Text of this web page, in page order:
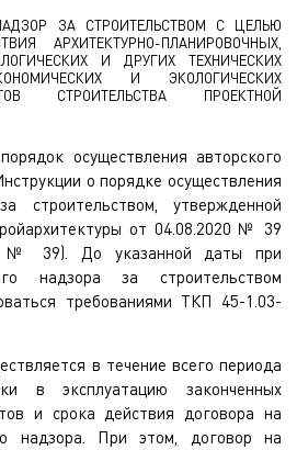
ЗА СТРОИТЕЛЬСТВОМ С ЦЕЛЬЮ
АРХИТЕКТУРНО-ПЛАНИРОВОЧНЫХ,
И ДРУГИХ ТЕХНИЧЕСКИХ
И ЭКОЛОГИЧЕСКИХ
СТРОИТЕЛЬСТВА ПРОЕКТНОЙ
осуществления авторского
о порядке осуществления
строительством, утвержденной
от 04.08.2020 № 39
№ 39). До указанной даты при
надзора за строительством
требованиями ТКП 45-1.03-
в течение всего периода
в эксплуатацию законченных
и срока действия договора на
надзора. При этом, договор на